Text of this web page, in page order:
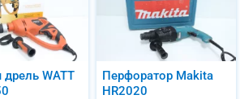
дрель WATT
Перфоратор Makita
HR2020